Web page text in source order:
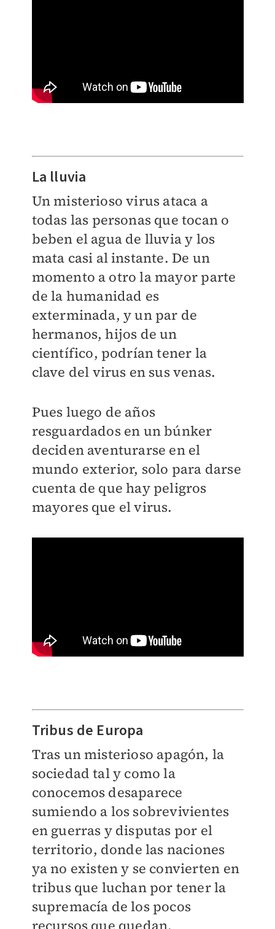
La lluvia
Un misterioso virus ataca a
todas las personas que tocan o
beben el agua de lluvia y los
mata casi al instante. De un
momento a otro la mayor parte
de la humanidad es
exterminada, y un par de
hermanos, hijos de un
científico, podrían tener la
clave del virus en sus venas.
Pues luego de años
resguardados en un búnker
deciden aventurarse en el
mundo exterior, solo para darse
cuenta de que hay peligros
mayores que el virus.
Tribus de Europa
Tras un misterioso apagón, la
sociedad tal y como la
conocemos desaparece
sumiendo a los sobrevivientes
en guerras y disputas por el
territorio, donde las naciones
ya no existen y se convierten en
tribus que luchan por tener la
supremacía de los pocos